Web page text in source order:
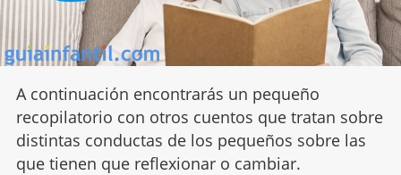
A continuación encontrarás un pequeño
recopilatorio con otros cuentos que tratan sobre
distintas conductas de los pequeños sobre las
que tienen que reflexionar o cambiar.